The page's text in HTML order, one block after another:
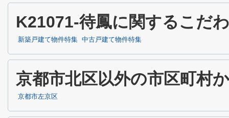
K21071-待鳳に関するこだ
新築戸建て物件特集 中古戸建て物件特集
京都市北区以外の市区町村
京都市左京区